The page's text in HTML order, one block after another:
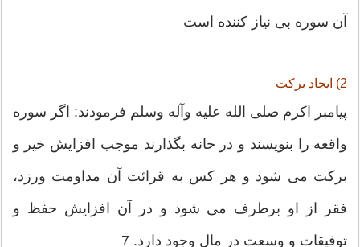
آن سوره بی نیاز كننده است
2) ایجاد بركت
پیامبر اكرم صلی الله علیه وآله وسلم فرمودند: اگر سوره
واقعه را بنویسند و در خانه بگذارند موجب افزایش خیر و
بركت می شود و هر كس به قرائت آن مداومت ورزد،
فقر از او برطرف می شود و در آن افزایش حفظ و
توفیقات و وسعت در مال وجود دارد. 7